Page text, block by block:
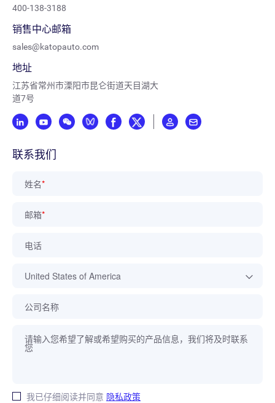
400-138-3188
销售中心邮箱
sales@katopauto.com
地址
江苏省常州市溧阳市昆仑街道天目湖大
道7号
联系我们
姓名*
邮箱*
电话
公司名称
我已仔细阅读并同意 隐私政策